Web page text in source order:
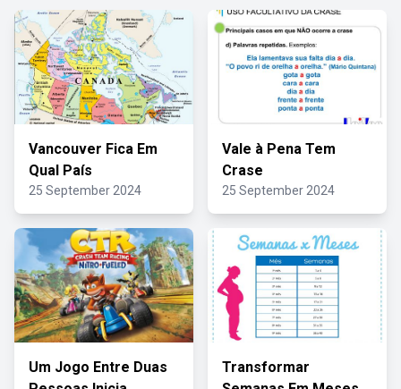
Vancouver Fica Em
Qual País
25 September 2024
Vale à Pena Tem
Crase
25 September 2024
Um Jogo Entre Duas
Transformar